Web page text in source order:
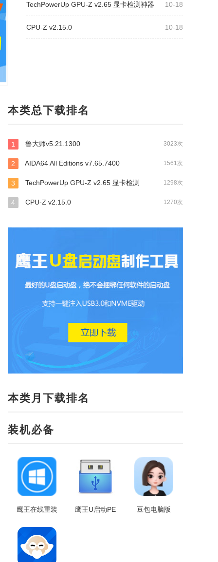
10-18
TechPowerUp GPU-Z v2.65 显卡检测神器
10-18
CPU-Z v2.15.0
本类总下载排名
3023次
1 鲁大师v5.21.1300
1561次
2 AIDA64 All Editions v7.65.7400
1298次
3 TechPowerUp GPU-Z v2.65 显卡检测
1270次
4 CPU-Z v2.15.0
本类月下载排名
装机必备
鹰王在线重装 鹰王U启动PE 豆包电脑版